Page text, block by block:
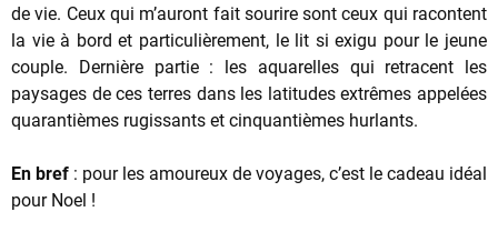
de vie. Ceux qui m’auront fait sourire sont ceux qui racontent
la vie à bord et particulièrement, le lit si exigu pour le jeune
couple. Dernière partie : les aquarelles qui retracent les
paysages de ces terres dans les latitudes extrêmes appelées
quarantièmes rugissants et cinquantièmes hurlants.
En bref : pour les amoureux de voyages, c’est le cadeau idéal
pour Noel !